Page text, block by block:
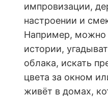
импровизации,
настроении и
Например, можно
истории,
облака, искать
цвета за окном
живёт в домах,